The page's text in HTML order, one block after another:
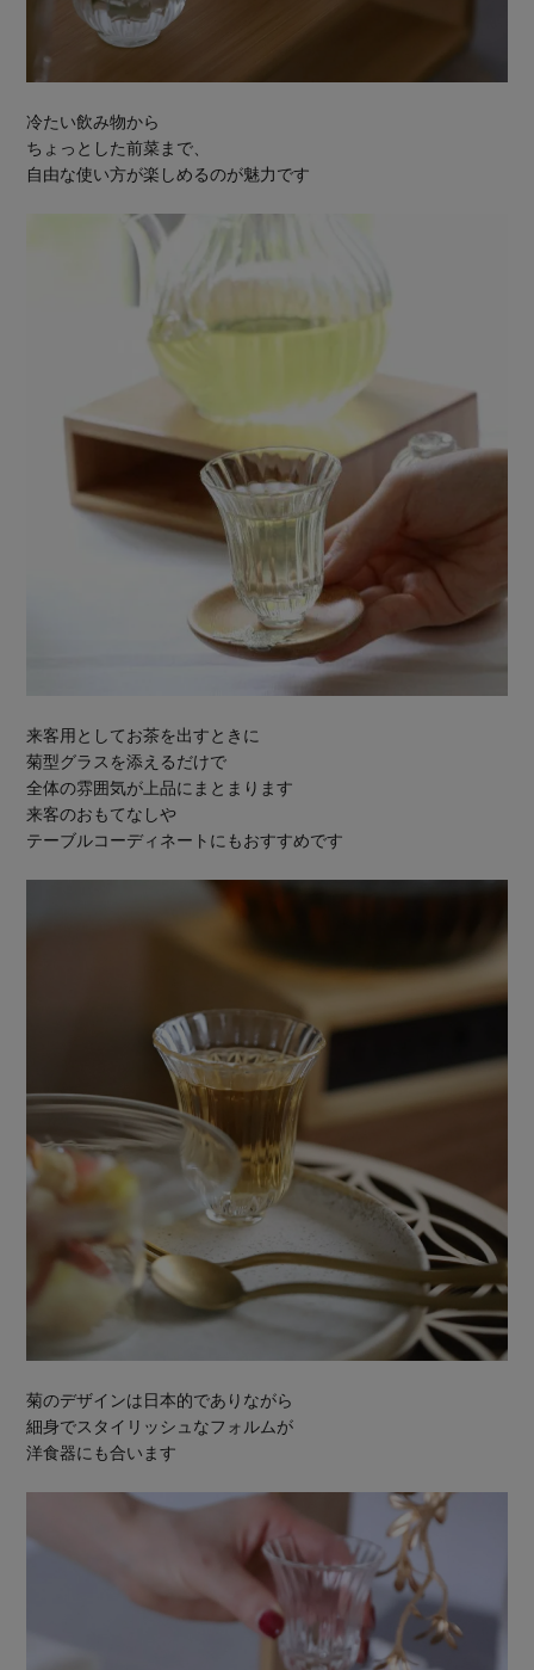
冷たい飲み物から
ちょっとした前菜まで、
自由な使い方が楽しめるのが魅力です
来客用としてお茶を出すときに
菊型グラスを添えるだけで
全体の雰囲気が上品にまとまります
来客のおもてなしや
テーブルコーディネートにもおすすめです
菊のデザインは日本的でありながら
細身でスタイリッシュなフォルムが
洋食器にも合います